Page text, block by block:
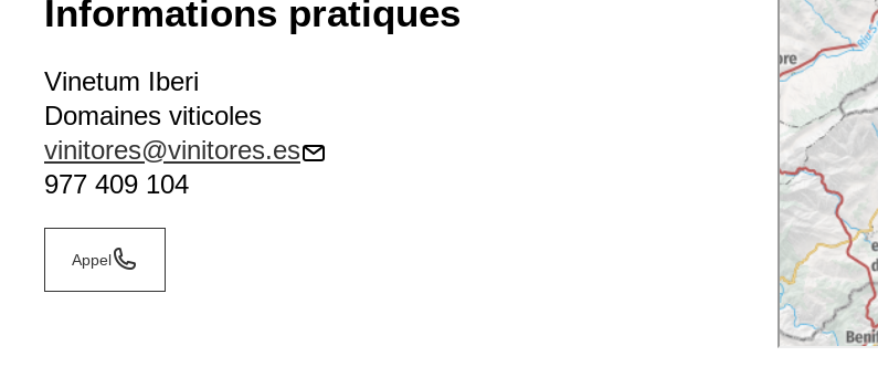
Informations pratiques
Vinetum Iberi
Domaines viticoles
vinitores@vinitores.es
977 409 104
Appel